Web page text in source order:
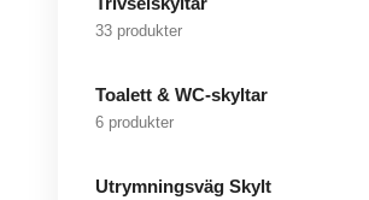
33 produkter
Toalett & WC-skyltar
6 produkter
Utrymningsväg Skylt